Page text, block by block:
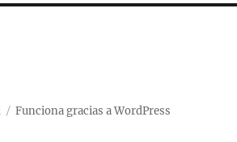
Funciona gracias a WordPress